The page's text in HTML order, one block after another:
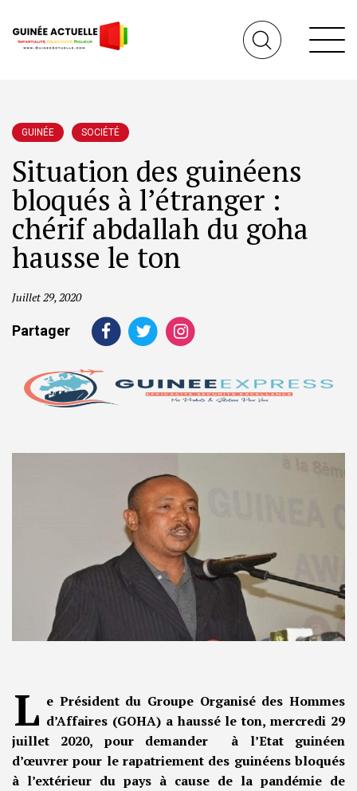
GUINÉE SOCIÉTÉ
Situation des guinéens
bloqués à l’étranger :
chérif abdallah du goha
hausse le ton
Juillet 29, 2020
Partager
L e Président du Groupe Organisé des Hommes
d’Affaires (GOHA) a haussé le ton, mercredi 29
juillet 2020, pour demander à l’Etat guinéen
d’œuvrer pour le rapatriement des guinéens bloqués
à l’extérieur du pays à cause de la pandémie de